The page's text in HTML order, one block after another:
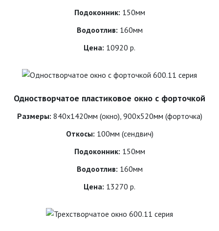
Подоконник: 150мм
Водоотлив: 160мм
Цена: 10920 р.
Одностворчатое пластиковое окно с форточкой
Размеры: 840х1420мм (окно), 900х520мм (форточка)
Откосы: 100мм (сендвич)
Подоконник: 150мм
Водоотлив: 160мм
Цена: 13270 р.